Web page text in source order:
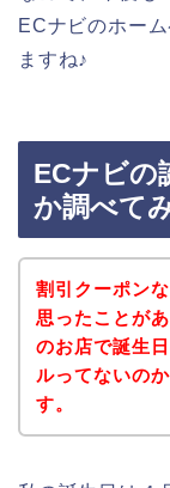
ECナビのホー
ますね♪
ECナビの
か調べて
割引クーポン
思ったことが
のお店で誕生
ルってないの
す。